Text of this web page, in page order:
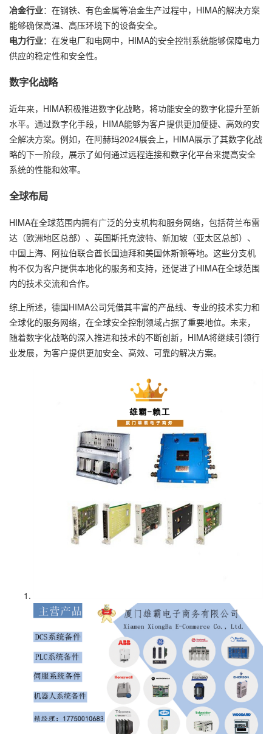
冶金行业：在钢铁、有色金属等冶金生产过程中，HIMA的解决方案
能够确保高温、高压环境下的设备安全。
电力行业：在发电厂和电网中，HIMA的安全控制系统能够保障电力
供应的稳定性和安全性。
数字化战略
近年来，HIMA积极推进数字化战略，将功能安全的数字化提升至新
水平。通过数字化手段，HIMA能够为客户提供更加便捷、高效的安
全解决方案。例如，在阿赫玛2024展会上，HIMA展示了其数字化战
略的下一阶段，展示了如何通过远程连接和数字化平台来提高安全
系统的性能和效率。
全球布局
HIMA在全球范围内拥有广泛的分支机构和服务网络，包括荷兰布雷
达（欧洲地区总部）、英国斯托克波特、新加坡（亚太区总部）、
中国上海、阿拉伯联合酋长国迪拜和美国休斯顿等地。这些分支机
构不仅为客户提供本地化的服务和支持，还促进了HIMA在全球范围
内的技术交流和合作。
综上所述，德国HIMA公司凭借其丰富的产品线、专业的技术实力和
全球化的服务网络，在全球安全控制领域占据了重要地位。未来，
随着数字化战略的深入推进和技术的不断创新，HIMA将继续引领行
业发展，为客户提供更加安全、高效、可靠的解决方案。